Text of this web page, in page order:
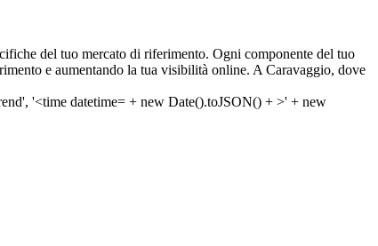
del tuo mercato di riferimento. Ogni componente del tuo
e aumentando la tua visibilità online. A Caravaggio, dove